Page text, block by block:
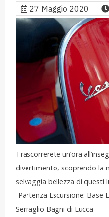
27 Maggio 2020
Trascorrerete un’ora
divertimento, scoprendo la
selvaggia bellezza di questi
-Partenza Escursione: Base
Serraglio Bagni di Lucca